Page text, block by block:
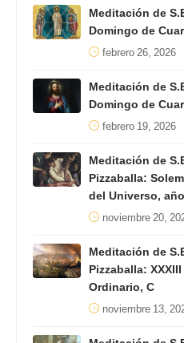
Meditación de
Domingo de
febrero 26, 2026
Meditación de
Domingo de
febrero 19, 2026
Meditación de
Pizzaballa:
del Universo,
noviembre 20,
Meditación de
Pizzaballa:
Ordinario, C
noviembre 13,